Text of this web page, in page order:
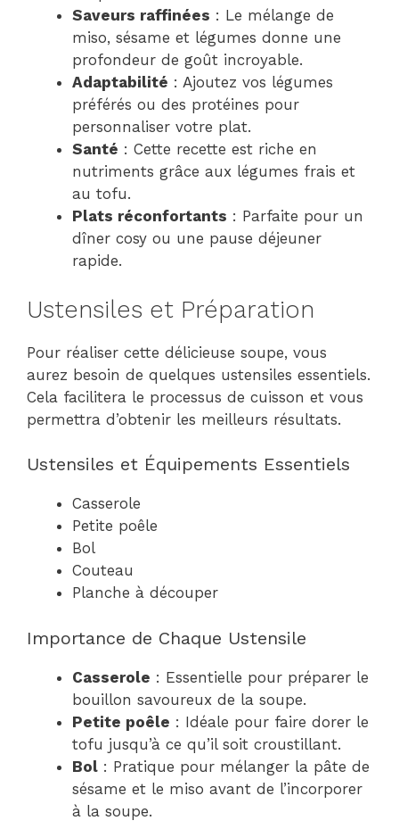
Saveurs raffinées : Le mélange de
miso, sésame et légumes donne une
profondeur de goût incroyable.
Adaptabilité : Ajoutez vos légumes
préférés ou des protéines pour
personnaliser votre plat.
Santé : Cette recette est riche en
nutriments grâce aux légumes frais et
au tofu.
Plats réconfortants : Parfaite pour un
dîner cosy ou une pause déjeuner
rapide.
Ustensiles et Préparation
Pour réaliser cette délicieuse soupe, vous
aurez besoin de quelques ustensiles essentiels.
Cela facilitera le processus de cuisson et vous
permettra d’obtenir les meilleurs résultats.
Ustensiles et Équipements Essentiels
Casserole
Petite poêle
Bol
Couteau
Planche à découper
Importance de Chaque Ustensile
Casserole : Essentielle pour préparer le
bouillon savoureux de la soupe.
Petite poêle : Idéale pour faire dorer le
tofu jusqu’à ce qu’il soit croustillant.
Bol : Pratique pour mélanger la pâte de
sésame et le miso avant de l’incorporer
à la soupe.